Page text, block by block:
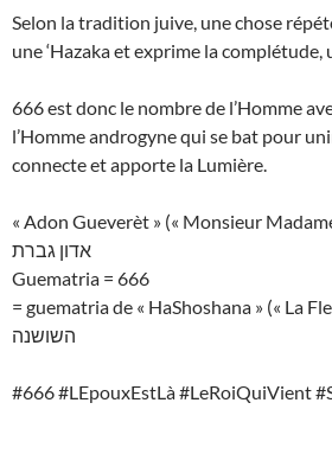
Selon la tradition juive, une chose
une ‘Hazaka et exprime la complétude,
666 est donc le nombre de l’Homme
l’Homme androgyne qui se bat pour
connecte et apporte la Lumière.
« Adon Gueverèt » (« Monsieur
אדון גברת
Guematria = 666
= guematria de « HaShoshana » (« La
השושנה
#666 #LEpouxEstLà #LeRoiQuiVient